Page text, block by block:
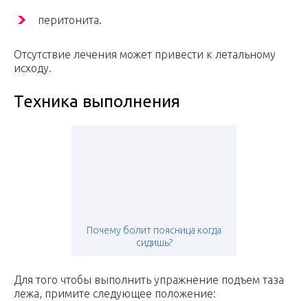
перитонита.
Отсутствие лечения может привести к летальному
исходу.
Техника выполнения
Почему болит поясница когда
сидишь?
Для того чтобы выполнить упражнение подъем таза
лежа, примите следующее положение: